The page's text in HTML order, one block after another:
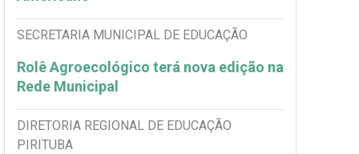
SECRETARIA MUNICIPAL DE EDUCAÇÃO
Rolê Agroecológico terá nova edição na
Rede Municipal
DIRETORIA REGIONAL DE EDUCAÇÃO
PIRITUBA